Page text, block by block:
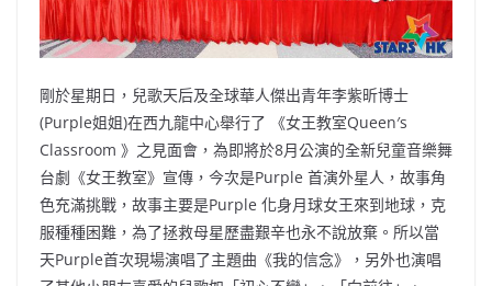
剛於星期日，兒歌天后及全球華人傑出青年李紫昕博士
(Purple姐姐)在西九龍中心舉行了 《女王教室Queen′s
Classroom 》之見面會，為即將於8月公演的全新兒童音樂舞
台劇《女王教室》宣傳，今次是Purple 首演外星人，故事角
色充滿挑戰，故事主要是Purple 化身月球女王來到地球，克
服種種困難，為了拯救母星歷盡艱辛也永不說放棄。所以當
天Purple首次現場演唱了主題曲《我的信念》，另外也演唱